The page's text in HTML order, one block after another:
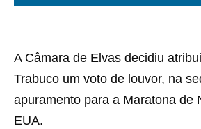
A Câmara de Elvas decidiu
Trabuco um voto de louvor, na
apuramento para a Maratona de
EUA.